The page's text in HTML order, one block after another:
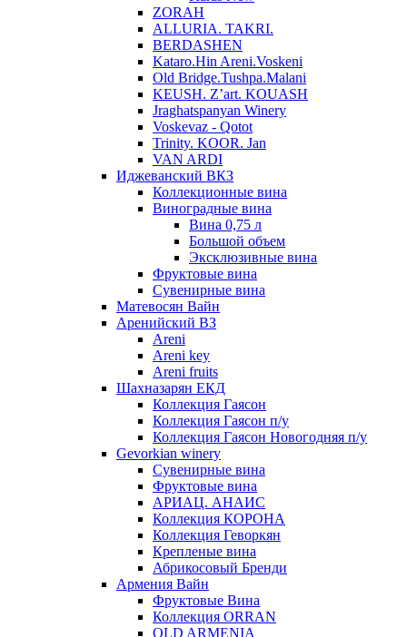
ZORAH
ALLURIA. TAKRI.
BERDASHEN
Kataro.Hin Areni.Voskeni
Old Bridge.Tushpa.Malani
KEUSH. Z’art. KOUASH
Jraghatspanyan Winery
Voskevaz - Qotot
Trinity. KOOR. Jan
VAN ARDI
Иджеванский ВКЗ
Коллекционные вина
Виноградные вина
Вина 0,75 л
Большой объем
Эксклюзивные вина
Фруктовые вина
Cувенирные вина
Матевосян Вайн
Аренийский ВЗ
Areni
Areni key
Areni fruits
Шахназарян ЕКД
Коллекция Гаясон
Коллекция Гаясон п/у
Коллекция Гаясон Новогодняя п/у
Gevorkian winery
Сувенирные вина
Фруктовые вина
АРИАЦ. АНАИС
Коллекция КОРОНА
Коллекция Геворкян
Крепленые вина
Абрикосовый Бренди
Армения Вайн
Фруктовые Вина
Коллекция ORRAN
OLD ARMENIA